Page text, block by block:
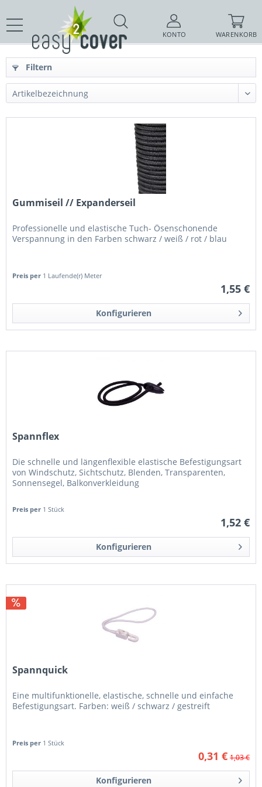
KONTO WARENKORB
Filtern
Gummiseil // Expanderseil
Professionelle und elastische Tuch- Ösenschonende
Verspannung in den Farben schwarz / weiß / rot / blau
Preis per 1 Laufende(r) Meter
1,55 €
Konfigurieren
Spannflex
Die schnelle und längenflexible elastische Befestigungsart
von Windschutz, Sichtschutz, Blenden, Transparenten,
Sonnensegel, Balkonverkleidung
Preis per 1 Stück
1,52 €
Konfigurieren
Spannquick
Eine multifunktionelle, elastische, schnelle und einfache
Befestigungsart. Farben: weiß / schwarz / gestreift
Preis per 1 Stück
0,31 € 1,03 €
Konfigurieren